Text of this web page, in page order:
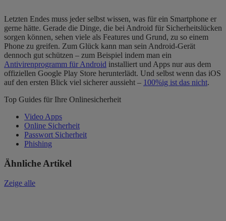
Letzten Endes muss jeder selbst wissen, was für ein Smartphone er
gerne hätte. Gerade die Dinge, die bei Android für Sicherheitslücken
sorgen können, sehen viele als Features und Grund, zu so einem
Phone zu greifen. Zum Glück kann man sein Android-Gerät
dennoch gut schützen – zum Beispiel indem man ein
Antivirenprogramm für Android installiert und Apps nur aus dem
offiziellen Google Play Store herunterlädt. Und selbst wenn das iOS
auf den ersten Blick viel sicherer aussieht – 100%ig ist das nicht.
Top Guides für Ihre Onlinesicherheit
Video Apps
Online Sicherheit
Passwort Sicherheit
Phishing
Ähnliche Artikel
Zeige alle